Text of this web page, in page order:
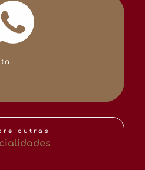
outras